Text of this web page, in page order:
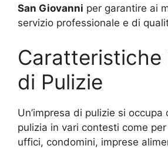
San Giovanni per garantire ai
servizio professionale e di
Caratteristiche
di Pulizie
Un’impresa di pulizie si occupa
pulizia in vari contesti come
uffici, condomini, imprese